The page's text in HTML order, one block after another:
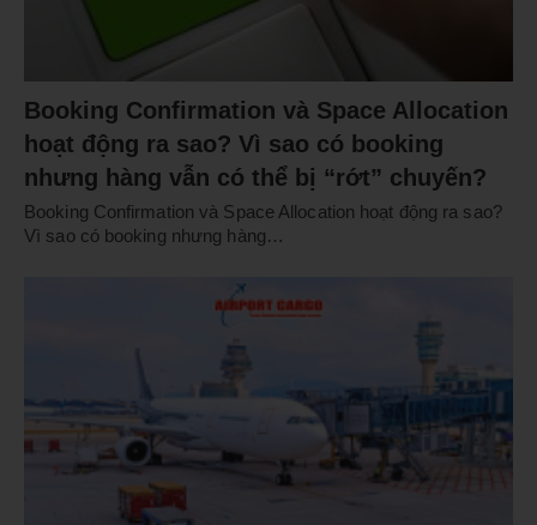
Booking Confirmation và Space Allocation
hoạt động ra sao? Vì sao có booking
nhưng hàng vẫn có thể bị “rớt” chuyến?
Booking Confirmation và Space Allocation hoạt động ra sao?
Vì sao có booking nhưng hàng…